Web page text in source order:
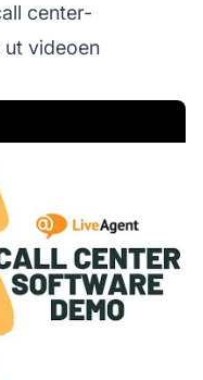
center-
videoen